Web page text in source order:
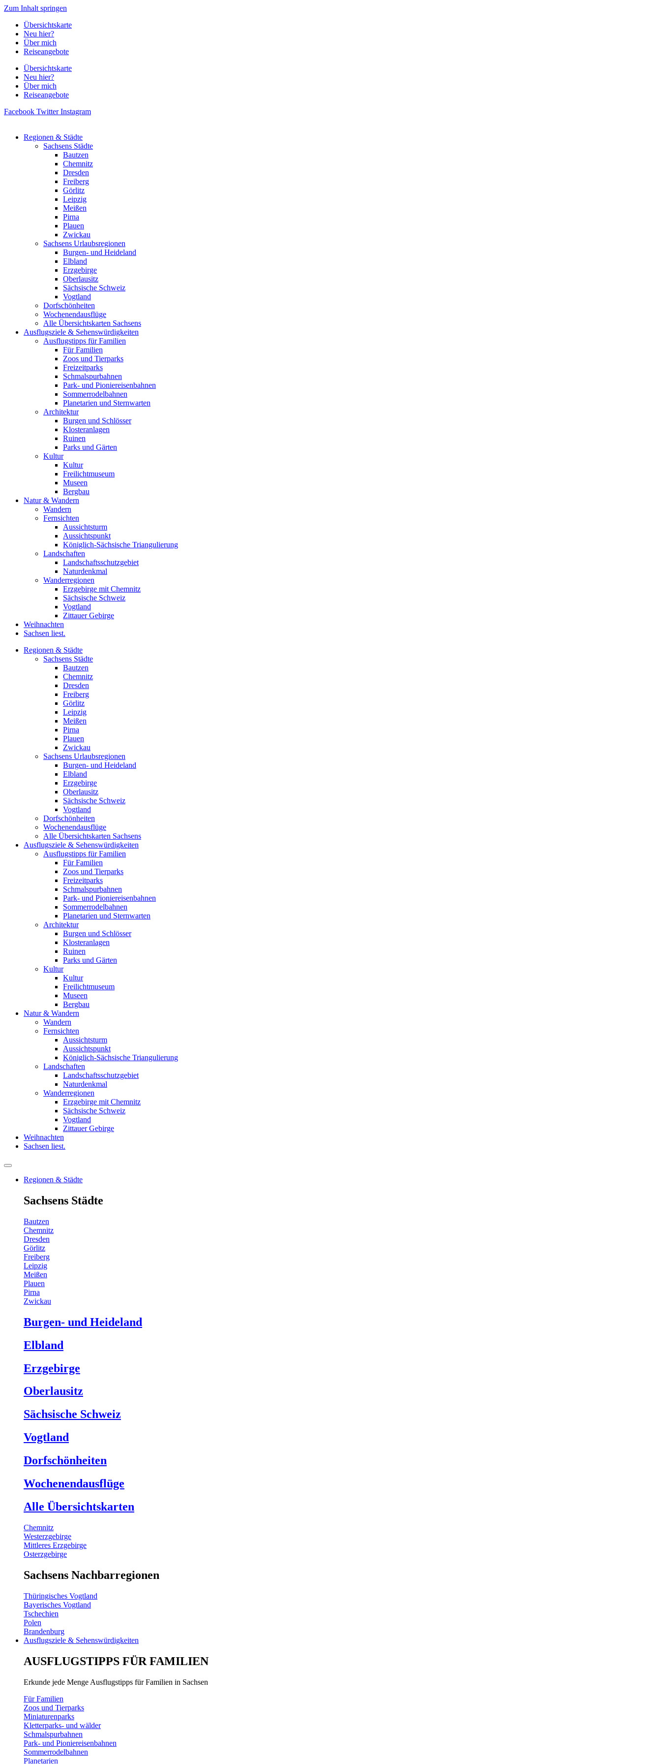
Zum Inhalt springen
Übersichtskarte
Neu hier?
Über mich
Reiseangebote
Übersichtskarte
Neu hier?
Über mich
Reiseangebote
Facebook Twitter Instagram
Regionen & Städte
Sachsens Städte
Bautzen
Chemnitz
Dresden
Freiberg
Görlitz
Leipzig
Meißen
Pirna
Plauen
Zwickau
Sachsens Urlaubsregionen
Burgen- und Heideland
Elbland
Erzgebirge
Oberlausitz
Sächsische Schweiz
Vogtland
Dorfschönheiten
Wochenendausflüge
Alle Übersichtskarten Sachsens
Ausflugsziele & Sehenswürdigkeiten
Ausflugstipps für Familien
Für Familien
Zoos und Tierparks
Freizeitparks
Schmalspurbahnen
Park- und Pioniereisenbahnen
Sommerrodelbahnen
Planetarien und Sternwarten
Architektur
Burgen und Schlösser
Klosteranlagen
Ruinen
Parks und Gärten
Kultur
Kultur
Freilichtmuseum
Museen
Bergbau
Natur & Wandern
Wandern
Fernsichten
Aussichtsturm
Aussichtspunkt
Königlich-Sächsische Triangulierung
Landschaften
Landschaftsschutzgebiet
Naturdenkmal
Wanderregionen
Erzgebirge mit Chemnitz
Sächsische Schweiz
Vogtland
Zittauer Gebirge
Weihnachten
Sachsen liest.
Regionen & Städte
Sachsens Städte
Bautzen
Chemnitz
Dresden
Freiberg
Görlitz
Leipzig
Meißen
Pirna
Plauen
Zwickau
Sachsens Urlaubsregionen
Burgen- und Heideland
Elbland
Erzgebirge
Oberlausitz
Sächsische Schweiz
Vogtland
Dorfschönheiten
Wochenendausflüge
Alle Übersichtskarten Sachsens
Ausflugsziele & Sehenswürdigkeiten
Ausflugstipps für Familien
Für Familien
Zoos und Tierparks
Freizeitparks
Schmalspurbahnen
Park- und Pioniereisenbahnen
Sommerrodelbahnen
Planetarien und Sternwarten
Architektur
Burgen und Schlösser
Klosteranlagen
Ruinen
Parks und Gärten
Kultur
Kultur
Freilichtmuseum
Museen
Bergbau
Natur & Wandern
Wandern
Fernsichten
Aussichtsturm
Aussichtspunkt
Königlich-Sächsische Triangulierung
Landschaften
Landschaftsschutzgebiet
Naturdenkmal
Wanderregionen
Erzgebirge mit Chemnitz
Sächsische Schweiz
Vogtland
Zittauer Gebirge
Weihnachten
Sachsen liest.
Regionen & Städte
Sachsens Städte
Bautzen
Chemnitz
Dresden
Görlitz
Freiberg
Leipzig
Meißen
Plauen
Pirna
Zwickau
Burgen- und Heideland
Elbland
Erzgebirge
Oberlausitz
Sächsische Schweiz
Vogtland
Dorfschönheiten
Wochenendausflüge
Alle Übersichtskarten
Chemnitz
Westerzgebirge
Mittleres Erzgebirge
Osterzgebirge
Sachsens Nachbarregionen
Thüringisches Vogtland
Bayerisches Vogtland
Tschechien
Polen
Brandenburg
Ausflugsziele & Sehenswürdigkeiten
AUSFLUGSTIPPS FÜR FAMILIEN
Erkunde jede Menge Ausflugstipps für Familien in Sachsen
Für Familien
Zoos und Tierparks
Miniaturenparks
Kletterparks- und wälder
Schmalspurbahnen
Park- und Pioniereisenbahnen
Sommerrodelbahnen
Planetarien